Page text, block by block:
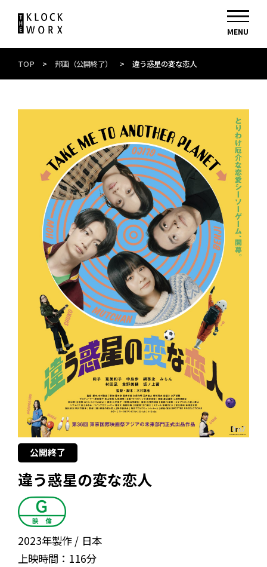
TOP > 邦画（公開終了） > 違う惑星の変な恋人
公開終了
違う惑星の変な恋人
2023年製作
日本
上映時間： 116分